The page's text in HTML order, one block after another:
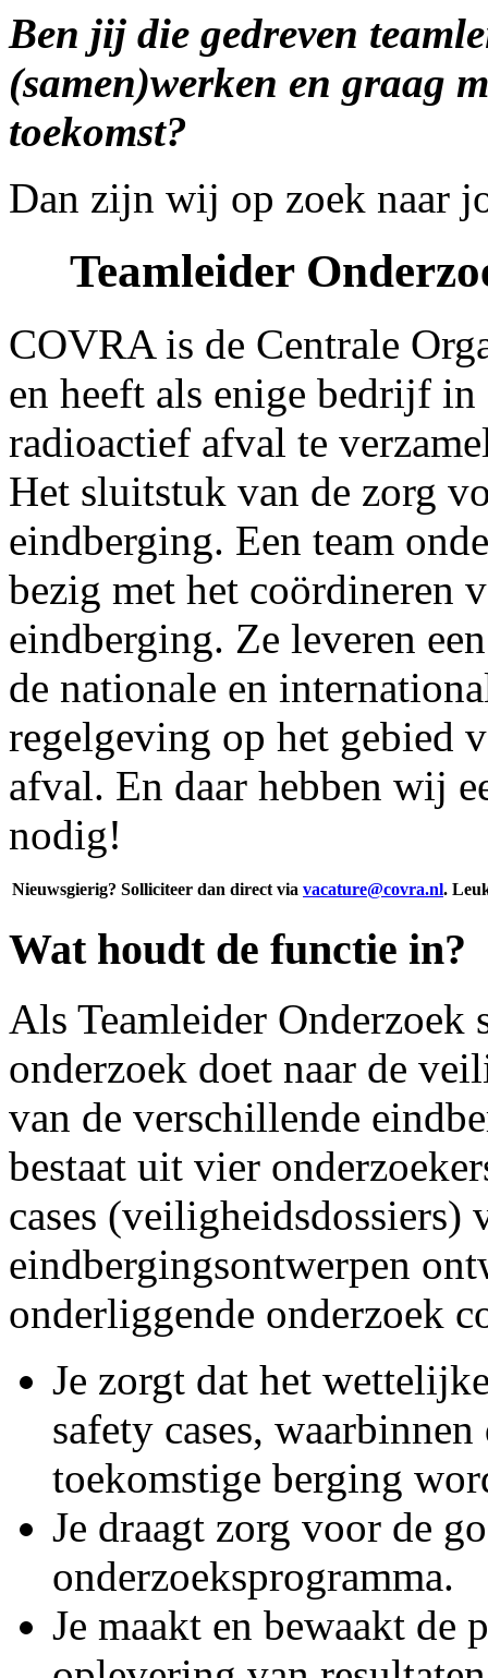
Ben jij die gedreven
(samen)werken en graag
toekomst?
Dan zijn wij op zoek naar
Teamleider
COVRA is de Centrale
en heeft als enige bedrijf
radioactief afval te
Het sluitstuk van de zorg
eindberging. Een team
bezig met het coördineren
eindberging. Ze leveren
de nationale en
regelgeving op het gebied
afval. En daar hebben wij
nodig!
Nieuwsgierig? Solliciteer dan direct via vacature@covra.nl.
Wat houdt de functie in?
Als Teamleider Onderzoek
onderzoek doet naar de
van de verschillende
bestaat uit vier
cases (veiligheidsdossiers)
eindbergingsontwerpen
onderliggende onderzoek
Je zorgt dat het
safety cases,
toekomstige berging
Je draagt zorg voor de
onderzoeksprogramma.
Je maakt en bewaakt de